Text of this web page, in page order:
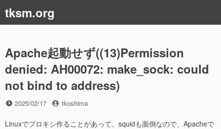
ン
テ
へ
ス
キ
ッ
プ
tksm.org
Apache起動せず((13)Permission
denied: AH00072: make_sock: could
not bind to address)
投
日
2025/02/17
投
者
tkoshima
Linuxでプロキシ作ることがあって、squidも面倒なので、Apacheで